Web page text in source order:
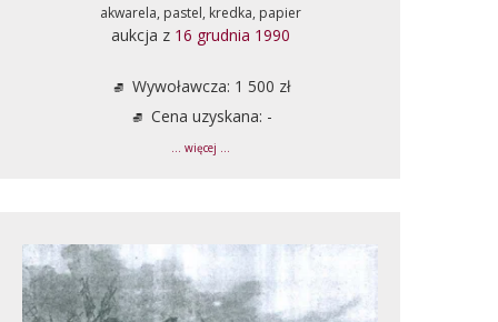
akwarela, pastel, kredka, papier
aukcja z 16 grudnia 1990
Wywoławcza: 1 500 zł
Cena uzyskana: -
... więcej ...